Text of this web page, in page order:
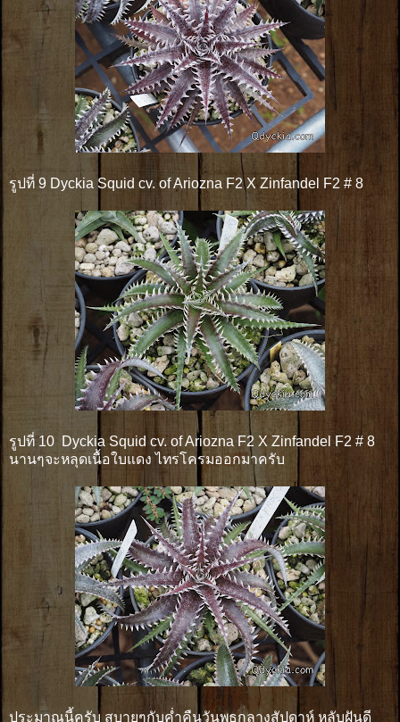
รูปที่ 9 Dyckia Squid cv. of Ariozna F2 X Zinfandel F2 # 8
รูปที่ 10 Dyckia Squid cv. of Ariozna F2 X Zinfandel F2 # 8
นานๆจะหลุดเนื้อใบแดง ไทรโครมออกมาครับ
ประมาณนี้ครับ สบายๆกับค่ำคืนวันพุธกลางสัปดาห์ หลับฝันดี